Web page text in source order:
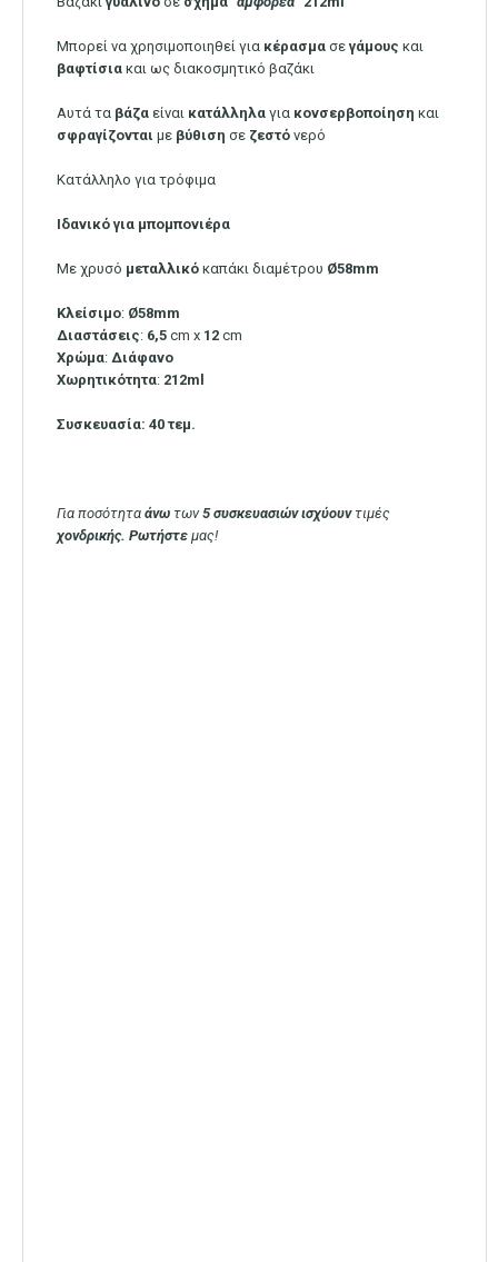
Μπορεί να χρησιμοποιηθεί για κέρασμα σεγάμους και
βαφτίσια και ως διακοσμητικό βαζάκι
Αυτά τα βάζα είναι κατάλληλα για κονσερβοποίηση και
σφραγίζονται με βύθιση σε ζεστό νερό
Κατάλληλο για τρόφιμα
Ιδανικό για μπομπονιέρα
Με χρυσό μεταλλικό καπάκι διαμέτρου Ø58mm
Κλείσιμο: Ø58mm
Διαστάσεις: 6,5 cm x 12 cm
Χρώμα: Διάφανο
Χωρητικότητα: 212ml
Συσκευασία: 40 τεμ.
Για ποσότητα άνω των5 συσκευασιών ισχύουντιμές
χονδρικής. Ρωτήστε μας!